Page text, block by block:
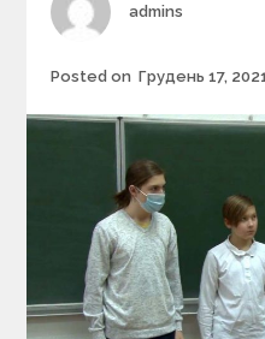
s
Author
admins
Posted on Грудень 17,